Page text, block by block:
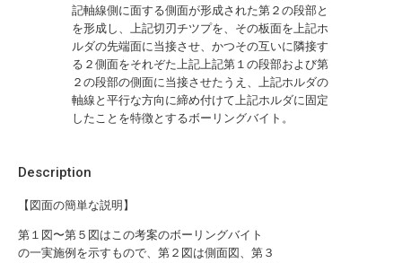
Description
【図面の簡単な説明】
第１図〜第５図はこの考案のボーリングバイト
の一実施例を示すもので、第２図は側面図、第３
記軸線側に面する側面が形成された第２の段部と
を形成し、上記切刃チツプを、その板面を上記ホ
ルダの先端面に当接させ、かつその互いに隣接す
る２側面をそれぞた上記上記第１の段部および第
２の段部の側面に当接させたうえ、上記ホルダの
軸線と平行な方向に締め付けて上記ホルダに固定
したことを特徴とするボーリングバイト。